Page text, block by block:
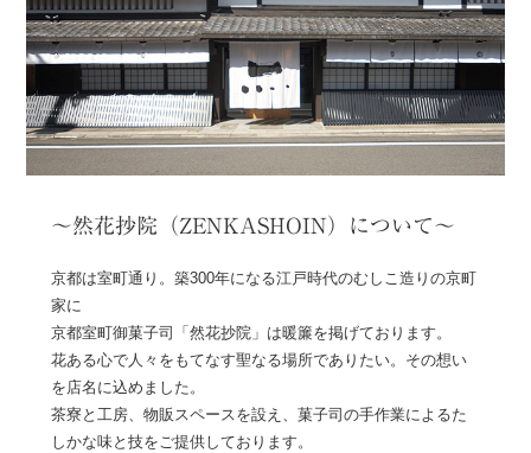
～然花抄院（ZENKASHOIN）について～
京都は室町通り。築300年になる江戸時代のむしこ造りの京町
家に
京都室町御菓子司「然花抄院」は暖簾を掲げております。
花ある心で人々をもてなす聖なる場所でありたい。その想い
を店名に込めました。
茶寮と工房、物販スペースを設え、菓子司の手作業によるた
しかな味と技をご提供しております。